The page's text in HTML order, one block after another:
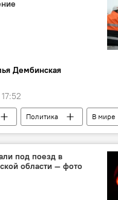
Дембинская
Политика
В мире
мнение эксперта газ
под поезд в
области — фото